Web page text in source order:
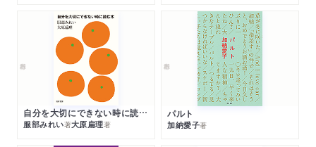
スペイン
マルタとの結婚
ストラディヴァリウス
パイプ
自分を大切にできない時に読む本
服部みれい著大原扁理著
パルト
加納愛子著